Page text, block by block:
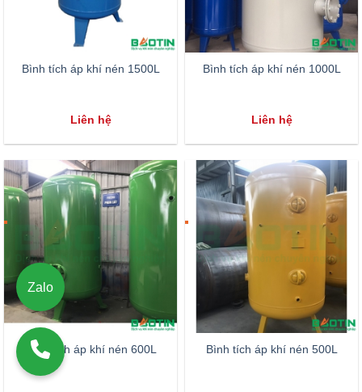
Bình tích áp khí nén 1500L
Liên hệ
Bình tích áp khí nén 1000L
Liên hệ
Bình tích áp khí nén 600L Bình tích áp khí nén 500L
Zalo